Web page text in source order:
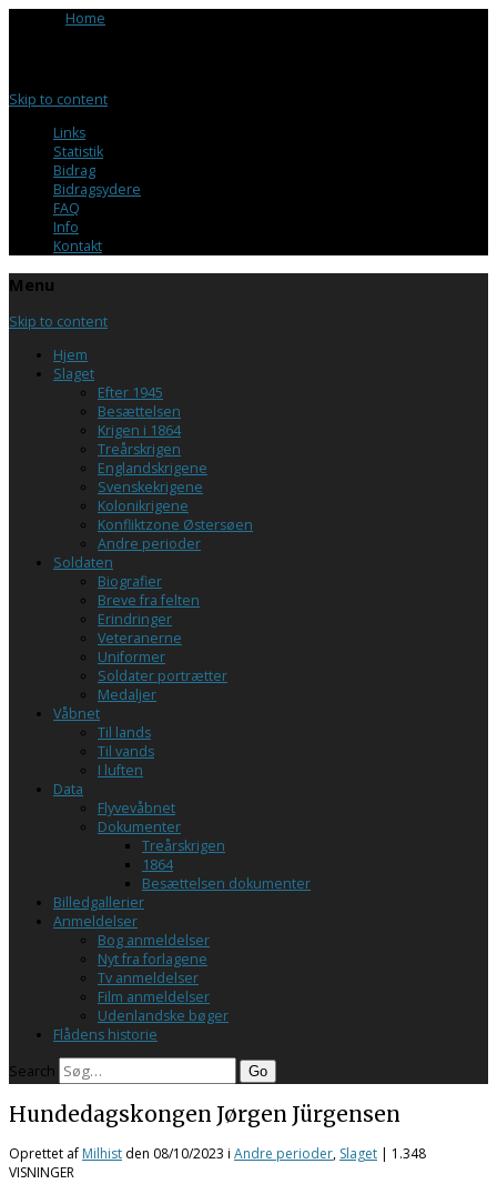
Home
Skip to content
Links
Statistik
Bidrag
Bidragsydere
FAQ
Info
Kontakt
Menu
Skip to content
Hjem
Slaget
Efter 1945
Besættelsen
Krigen i 1864
Treårskrigen
Englandskrigene
Svenskekrigene
Kolonikrigene
Konfliktzone Østersøen
Andre perioder
Soldaten
Biografier
Breve fra felten
Erindringer
Veteranerne
Uniformer
Soldater portrætter
Medaljer
Våbnet
Til lands
Til vands
I luften
Data
Flyvevåbnet
Dokumenter
Treårskrigen
1864
Besættelsen dokumenter
Billedgallerier
Anmeldelser
Bog anmeldelser
Nyt fra forlagene
Tv anmeldelser
Film anmeldelser
Udenlandske bøger
Flådens historie
Search
Hundedagskongen Jørgen Jürgensen
Oprettet af Milhist den 08/10/2023 i Andre perioder, Slaget | 1.348
VISNINGER